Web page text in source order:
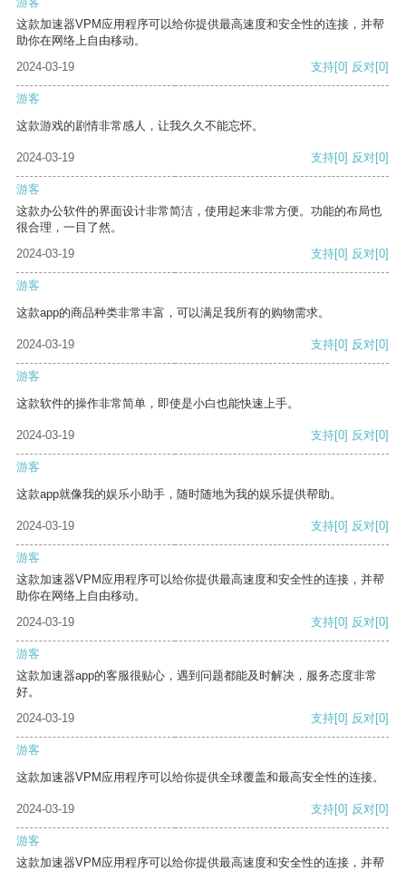
这款加速器VPM应用程序可以给你提供最高速度和安全性的连接，并帮
助你在网络上自由移动。
2024-03-19
支持[0] 反对[0]
游客
这款游戏的剧情非常感人，让我久久不能忘怀。
2024-03-19 支持[0] 反对[0]
游客
这款办公软件的界面设计非常简洁，使用起来非常方便。功能的布局也
很合理，一目了然。
2024-03-19
支持[0] 反对[0]
游客
这款app的商品种类非常丰富，可以满足我所有的购物需求。
2024-03-19 支持[0] 反对[0]
游客
这款软件的操作非常简单，即使是小白也能快速上手。
2024-03-19 支持[0] 反对[0]
游客
这款app就像我的娱乐小助手，随时随地为我的娱乐提供帮助。
2024-03-19 支持[0] 反对[0]
游客
这款加速器VPM应用程序可以给你提供最高速度和安全性的连接，并帮
助你在网络上自由移动。
2024-03-19
支持[0] 反对[0]
游客
这款加速器app的客服很贴心，遇到问题都能及时解决，服务态度非常
好。
2024-03-19
支持[0] 反对[0]
游客
这款加速器VPM应用程序可以给你提供全球覆盖和最高安全性的连接。
2024-03-19 支持[0] 反对[0]
游客
这款加速器VPM应用程序可以给你提供最高速度和安全性的连接，并帮